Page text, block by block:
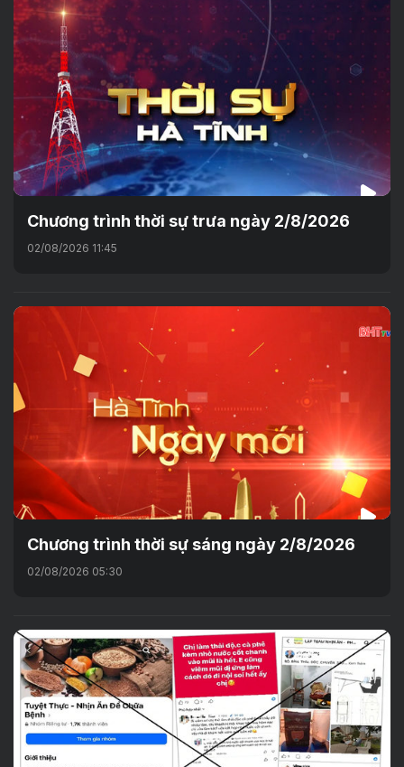
Chương trình thời sự trưa ngày 2/8/2026
02/08/2026 11:45
Chương trình thời sự sáng ngày 2/8/2026
02/08/2026 05:30